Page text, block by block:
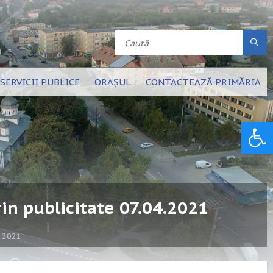
SERVICII PUBLICE ORAȘUL CONTACTEAZĂ PRIMĂRIA
publicitate 07.04.2021
Deschide bara de unelte